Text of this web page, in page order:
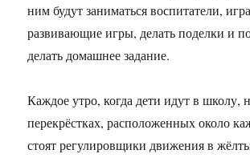
ним будут заниматься воспитатели,
развивающие игры, делать поделки и
делать домашнее задание.
Каждое утро, когда дети идут в школу,
перекрёстках, расположенных около
стоят регулировщики движения в